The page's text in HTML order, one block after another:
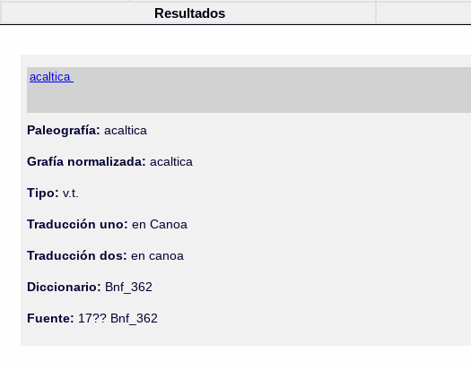
Resultados
acaltica
Paleografía: acaltica
Grafía normalizada: acaltica
Tipo: v.t.
Traducción uno: en Canoa
Traducción dos: en canoa
Diccionario: Bnf_362
Fuente: 17?? Bnf_362